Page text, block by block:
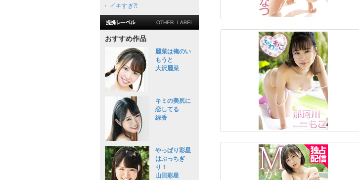
イキすぎ?!
おすすめ作品
麗菜は俺のい
もうと
大沢麗菜
キミの美尻に
恋してる
緑香
やっぱり彩星
はぶっちぎ
り！
山田彩星